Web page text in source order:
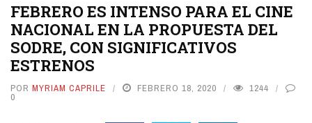
FEBRERO ES INTENSO PARA EL CINE
NACIONAL EN LA PROPUESTA DEL
SODRE, CON SIGNIFICATIVOS
ESTRENOS
POR MYRIAM CAPRILE FEBRERO 18, 2020 1244
0